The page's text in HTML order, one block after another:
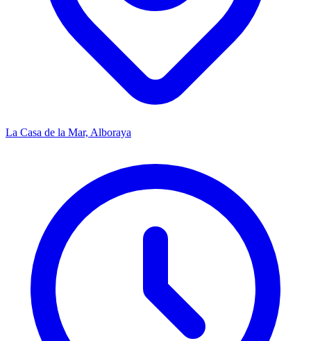
La Casa de la Mar, Alboraya